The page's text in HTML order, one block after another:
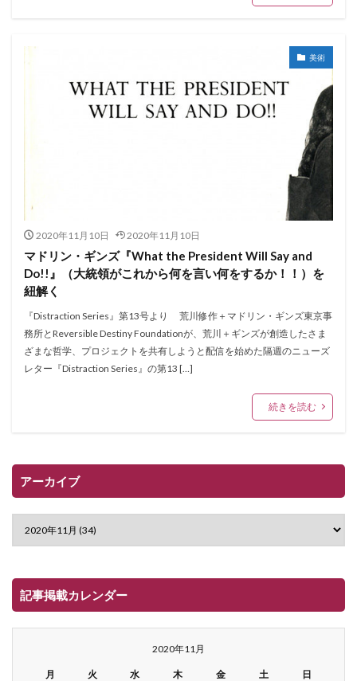
美術
2020年11月10日 2020年11月10日
マドリン・ギンズ『What the President Will Say and
Do!!』（大統領がこれから何を言い何をするか！！）を
紐解く
『Distraction Series』第13号より 荒川修作＋マドリン・ギンズ東京事
務所とReversible Destiny Foundationが、荒川＋ギンズが創造したさま
ざまな哲学、プロジェクトを共有しようと配信を始めた隔週のニューズ
レター『Distraction Series』の第13 […]
続きを読む
アーカイブ
記事掲載カレンダー
2020年11月
月 火 水 木 金 土 日